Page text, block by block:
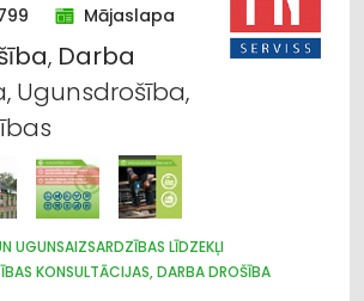
Mājaslapa
, Darba
Ugunsdrošība,
UGUNSAIZSARDZĪBAS LĪDZEKĻI
KONSULTĀCIJAS, DARBA DROŠĪBA